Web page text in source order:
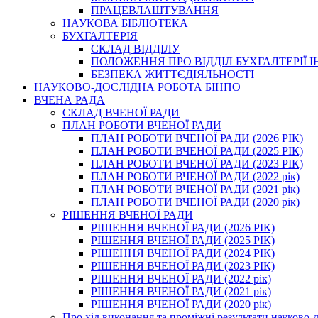
ПРАЦЕВЛАШТУВАННЯ
НАУКОВА БІБЛІОТЕКА
БУХГАЛТЕРІЯ
СКЛАД ВІДДІЛУ
ПОЛОЖЕННЯ ПРО ВІДДІЛ БУХГАЛТЕРІЇ
БЕЗПЕКА ЖИТТЄДІЯЛЬНОСТІ
НАУКОВО-ДОСЛІДНА РОБОТА БІНПО
ВЧЕНА РАДА
СКЛАД ВЧЕНОЇ РАДИ
ПЛАН РОБОТИ ВЧЕНОЇ РАДИ
ПЛАН РОБОТИ ВЧЕНОЇ РАДИ (2026 РІК)
ПЛАН РОБОТИ ВЧЕНОЇ РАДИ (2025 РІК)
ПЛАН РОБОТИ ВЧЕНОЇ РАДИ (2023 РІК)
ПЛАН РОБОТИ ВЧЕНОЇ РАДИ (2022 рік)
ПЛАН РОБОТИ ВЧЕНОЇ РАДИ (2021 рік)
ПЛАН РОБОТИ ВЧЕНОЇ РАДИ (2020 рік)
РІШЕННЯ ВЧЕНОЇ РАДИ
РІШЕННЯ ВЧЕНОЇ РАДИ (2026 РІК)
РІШЕННЯ ВЧЕНОЇ РАДИ (2025 РІК)
РІШЕННЯ ВЧЕНОЇ РАДИ (2024 РІК)
РІШЕННЯ ВЧЕНОЇ РАДИ (2023 РІК)
РІШЕННЯ ВЧЕНОЇ РАДИ (2022 рік)
РІШЕННЯ ВЧЕНОЇ РАДИ (2021 рік)
РІШЕННЯ ВЧЕНОЇ РАДИ (2020 рік)